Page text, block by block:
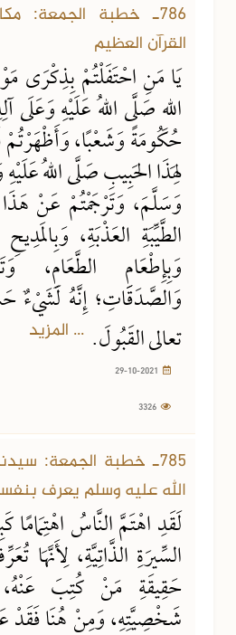
786ـ خطبة الجمعة:
القرآن العظيم
يَا مَنِ احْتَفَلْتُمْ بِذِكْرَى
اللهِ صَلَّى اللهُ عَلَيْهِ
حُكُومَةً وَشَعْبًا،
لِهَذَا الحَبِيبِ صَلَّى اللهُ
وَسَلَّمَ، وَتَرْجَمْتُمْ عَنْ
الطَّيِّبَةِ العَذْبَةِ،
وَبِإِطْعَامِ الطَّعَامِ،
وَالصَّدَقَاتِ؛ إِنَّهُ لَشَيْءٌ
تعالى القَبُولَ. ... المزيد
785ـ خطبة الجمعة:
الله عليه وسلم يعرف
لَقَدِ اهْتَمَّ النَّاسُ اهْتِمَامًا
السِّيرَةِ الذَّاتِيَّةِ، لِأَنَّهَا
حَقِيقَةِ مَنْ كُتِبَ
شَخْصِيَّتِهِ، وَمِنْ هُنَا فَقَدْ